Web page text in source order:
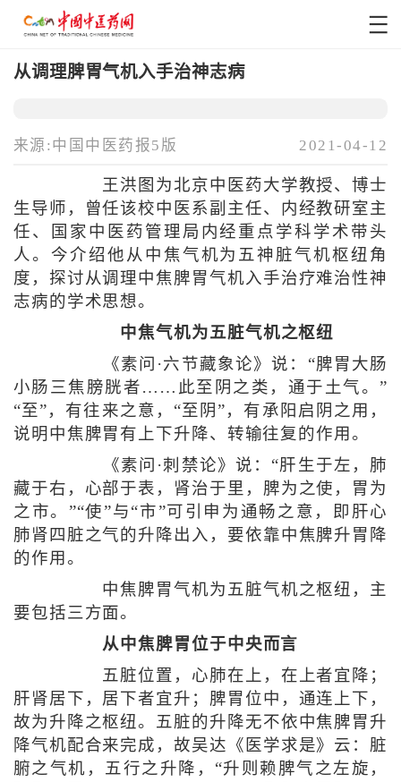
从调理脾胃气机入手治神志病
来源:中国中医药报5版 2021-04-12
王洪图为北京中医药大学教授、博士
生导师，曾任该校中医系副主任、内经教研室主
任、国家中医药管理局内经重点学科学术带头
人。今介绍他从中焦气机为五神脏气机枢纽角
度，探讨从调理中焦脾胃气机入手治疗难治性神
志病的学术思想。
中焦气机为五脏气机之枢纽
《素问·六节藏象论》说：“脾胃大肠
小肠三焦膀胱者……此至阴之类，通于土气。”
“至”，有往来之意，“至阴”，有承阳启阴之用，
说明中焦脾胃有上下升降、转输往复的作用。
《素问·刺禁论》说：“肝生于左，肺
藏于右，心部于表，肾治于里，脾为之使，胃为
之市。”“使”与“市”可引申为通畅之意，即肝心
肺肾四脏之气的升降出入，要依靠中焦脾升胃降
的作用。
中焦脾胃气机为五脏气机之枢纽，主
要包括三方面。
从中焦脾胃位于中央而言
五脏位置，心肺在上，在上者宜降；
肝肾居下，居下者宜升；脾胃位中，通连上下，
故为升降之枢纽。五脏的升降无不依中焦脾胃升
降气机配合来完成，故吴达《医学求是》云：脏
腑之气机，五行之升降，“升则赖脾气之左旋，